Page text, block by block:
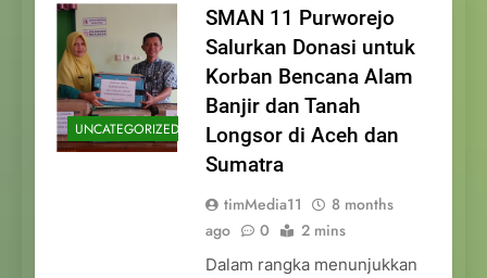
UNCATEGORIZED
SMAN 11 Purworejo
Salurkan Donasi untuk
Korban Bencana Alam
Banjir dan Tanah
Longsor di Aceh dan
Sumatra
timMedia11
8 months
ago
0 2 mins
Dalam rangka menunjukkan